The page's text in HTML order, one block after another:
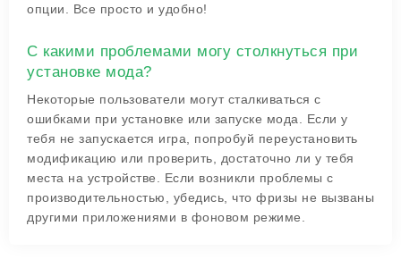
опции. Все просто и удобно!
С какими проблемами могу столкнуться при
установке мода?
Некоторые пользователи могут сталкиваться с
ошибками при установке или запуске мода. Если у
тебя не запускается игра, попробуй переустановить
модификацию или проверить, достаточно ли у тебя
места на устройстве. Если возникли проблемы с
производительностью, убедись, что фризы не вызваны
другими приложениями в фоновом режиме.